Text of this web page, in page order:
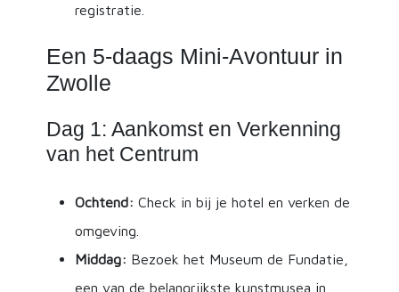
registratie.
Een 5-daags Mini-Avontuur in
Zwolle
Dag 1: Aankomst en Verkenning
van het Centrum
Ochtend: Check in bij je hotel en verken de
omgeving.
Middag: Bezoek het Museum de Fundatie,
een van de belangrijkste kunstmusea in